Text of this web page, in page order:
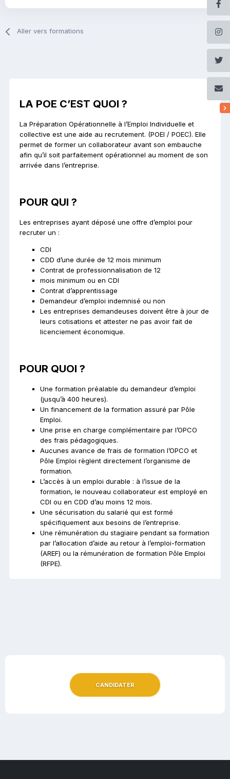
Aller vers formations
LA POE C’EST QUOI ?
La Préparation Opérationnelle à l’Emploi Individuelle et
collective est une aide au recrutement. (POEI / POEC). Elle
permet de former un collaborateur avant son embauche
afin qu’il soit parfaitement opérationnel au moment de son
arrivée dans l’entreprise.
POUR QUI ?
Les entreprises ayant déposé une offre d’emploi pour
recruter un :
CDI
CDD d’une durée de 12 mois minimum
Contrat de professionnalisation de 12
mois minimum ou en CDI
Contrat d’apprentissage
Demandeur d’emploi indemnisé ou non
Les entreprises demandeuses doivent être à jour de
leurs cotisations et attester ne pas avoir fait de
licenciement économique.
POUR QUOI ?
Une formation préalable du demandeur d’emploi
(jusqu’à 400 heures).
Un financement de la formation assuré par Pôle
Emploi.
Une prise en charge complémentaire par l’OPCO
des frais pédagogiques.
Aucunes avance de frais de formation l’OPCO et
Pôle Emploi règlent directement l’organisme de
formation.
L’accès à un emploi durable : à l’issue de la
formation, le nouveau collaborateur est employé en
CDI ou en CDD d’au moins 12 mois.
Une sécurisation du salarié qui est formé
spécifiquement aux besoins de l’entreprise.
Une rémunération du stagiaire pendant sa formation
par l’allocation d’aide au retour à l’emploi-formation
(AREF) ou la rémunération de formation Pôle Emploi
(RFPE).
CANDIDATER